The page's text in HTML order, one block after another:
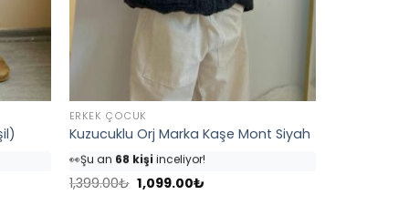
ERKEK ÇOCUK
Kuzucuklu Orj Marka Kaşe Mont Siyah
👀Şu an68 kişiinceliyor!
⭐️Bu ürünü 82 kişifavoriledi!
🛒39 kişisepetine ekledi!
1,399.00₺ Orijinal
fiyat:
1,099.00₺